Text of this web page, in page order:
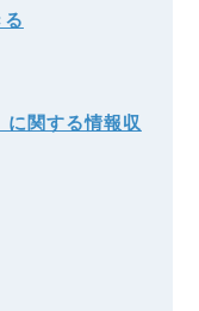
に関する情報収